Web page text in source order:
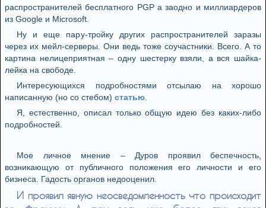
распространителей бесплатного PGP а заодно и миллиардеров
из Google и Microsoft.
Ну и еще пару-тройку других распространителей заразы
через их мейл-серверы. Они ведь тоже соучастники. Всего. А то
картина нелицеприятная – одну шестерку взяли, а вся шайка-
лейка на свободе.
Интересующихся подробностями отсылаю на хорошо
написанную (но со стебом) статью
Я, естественно, описал только общую идею без каких-либо
подробностей.
Мое личное мнение – Дуров проявил беспечность,
возникающую от публичного положения его личности и его
бизнеса. Гадость органов недооценил.
И проявил явную неосведомленность что происходит